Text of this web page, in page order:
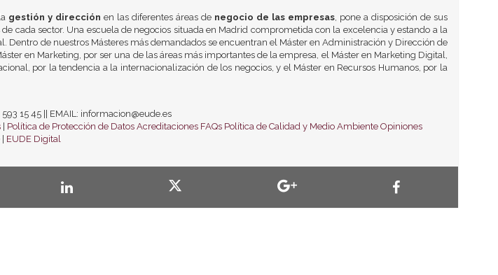
gestión y dirección en las diferentes áreas de negocio de las empresas, pone a disposición de sus
cada sector. Una escuela de negocios situada en Madrid comprometida con la excelencia y estando a la
Dentro de nuestros Másteres más demandados se encuentran el Máster en Administración y Dirección de
en Marketing, por ser una de las áreas más importantes de la empresa, el Máster en Marketing Digital,
por la tendencia a la internacionalización de los negocios, y el Máster en Recursos Humanos, por la
15 45 || EMAIL: informacion@eude.es
Política de Protección de Datos Acreditaciones FAQs Política de Calidad y Medio Ambiente Opiniones
EUDE Digital